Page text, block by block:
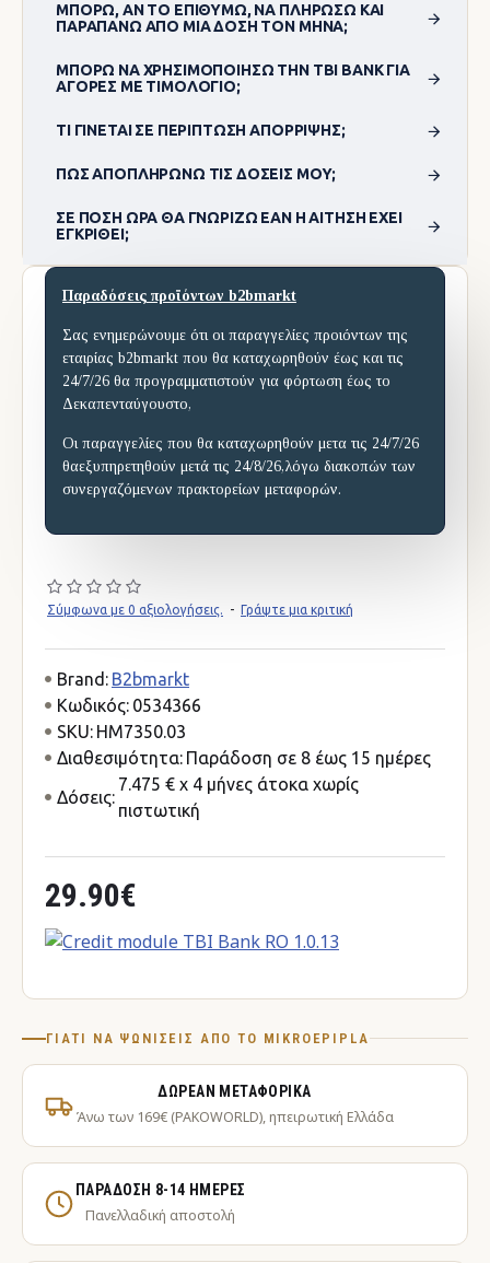
ΜΠΟΡΏ, ΑΝ ΤΟ ΕΠΙΘΥΜΏ, ΝΑ ΠΛΗΡΏΣΩ ΚΑΙ
ΠΑΡΑΠΆΝΩ ΑΠΌ ΜΊΑ ΔΌΣΗ ΤΟΝ ΜΉΝΑ;
ΜΠΟΡΏ ΝΑ ΧΡΗΣΙΜΟΠΟΊΗΣΩ ΤΗΝ TBI BANK ΓΙΑ
ΑΓΟΡΈΣ ΜΕ ΤΙΜΟΛΌΓΙΟ;
ΤΙ ΓΊΝΕΤΑΙ ΣΕ ΠΕΡΊΠΤΩΣΗ ΑΠΌΡΡΙΨΗΣ;
ΠΏΣ ΑΠΟΠΛΗΡΏΝΩ ΤΙΣ ΔΌΣΕΙΣ ΜΟΥ;
ΣΕ ΠΌΣΗ ΏΡΑ ΘΑ ΓΝΩΡΊΖΩ ΕΆΝ Η ΑΊΤΗΣΗ ΈΧΕΙ
ΕΓΚΡΙΘΕΊ;
Παραδόσεις προϊόντων b2bmarkt
Σας ενημερώνουμε ότι οι παραγγελίες προιόντων της
εταιρίας b2bmarkt που θα καταχωρηθούν έως και τις
24/7/26 θα προγραμματιστούν για φόρτωση έως το
Δεκαπενταύγουστο,
Οι παραγγελίες που θα καταχωρηθούν μετα τις 24/7/26
θαεξυπηρετηθούν μετά τις 24/8/26,λόγω διακοπών των
συνεργαζόμενων πρακτορείων μεταφορών.
Σύμφωνα με 0 αξιολογήσεις. - Γράψτε μια κριτική
29.90€
Brand: B2bmarkt
Κωδικός: 0534366
SKU: HM7350.03
Διαθεσιμότητα: Παράδοση σε 8 έως 15 ημέρες
Δόσεις:
7.475 € x 4 μήνες άτοκα χωρίς
πιστωτική
ΓΙΑΤΊ ΝΑ ΨΩΝΊΣΕΙΣ ΑΠΌ ΤΟ MIKROEPIPLA
ΔΩΡΕΆΝ ΜΕΤΑΦΟΡΙΚΆ
Άνω των 169€ (PAKOWORLD), ηπειρωτική Ελλάδα
ΠΑΡΆΔΟΣΗ 8-14 ΗΜΈΡΕΣ
Πανελλαδική αποστολή